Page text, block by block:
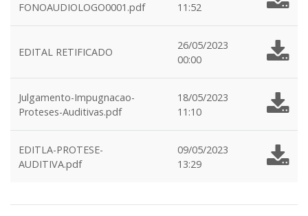
FONOAUDIOLOGO0001.pdf
11:52
EDITAL RETIFICADO
26/05/2023
00:00
Julgamento-Impugnacao-
Proteses-Auditivas.pdf
18/05/2023
11:10
EDITLA-PROTESE-
AUDITIVA.pdf
09/05/2023
13:29